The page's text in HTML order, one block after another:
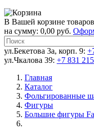
В Вашей корзине
на сумму: 0,00 руб.
ул.Бекетова 3а, корп. 9:
ул.Чкалова 39: +7 831
Главная
Каталог
Фольгированные
Фигуры
Большие фигуры